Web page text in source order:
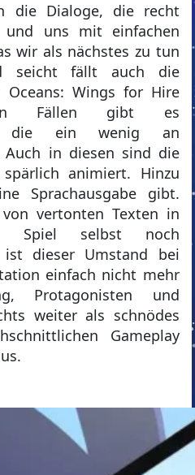
die Dialoge, die recht
und uns mit einfachen
wir als nächstes zu tun
seicht fällt auch die
Oceans: Wings for Hire
Fällen gibt es
die ein wenig an
Auch in diesen sind die
animiert. Hinzu
Sprachausgabe gibt.
vertonten Texten in
Spiel selbst noch
ist dieser Umstand bei
einfach nicht mehr
Protagonisten und
weiter als schnödes
Gameplay